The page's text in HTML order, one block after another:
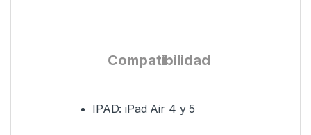
Compatibilidad
IPAD: iPad Air 4 y 5